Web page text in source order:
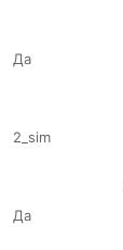
Да
2_sim
Да